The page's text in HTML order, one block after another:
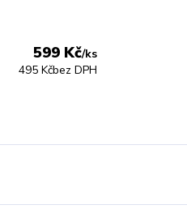
599 Kč/ks
495 Kčbez DPH